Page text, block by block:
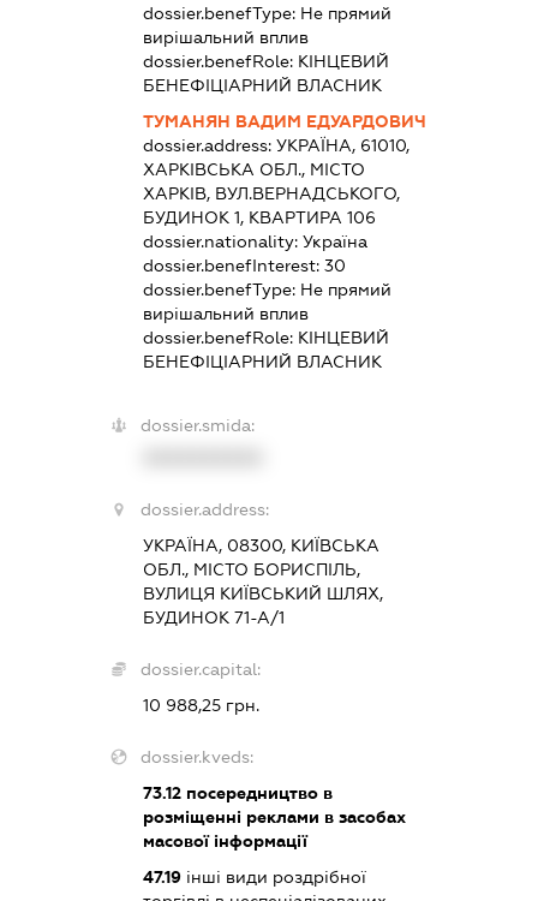
dossier.benefType: Не прямий
вирішальний вплив
dossier.benefRole: КІНЦЕВИЙ
БЕНЕФІЦІАРНИЙ ВЛАСНИК
ТУМАНЯН ВАДИМ ЕДУАРДОВИЧ
dossier.address: УКРАЇНА, 61010,
ХАРКІВСЬКА ОБЛ., МІСТО
ХАРКІВ, ВУЛ.ВЕРНАДСЬКОГО,
БУДИНОК 1, КВАРТИРА 106
dossier.nationality: Україна
dossier.benefInterest: 30
dossier.benefType: Не прямий
вирішальний вплив
dossier.benefRole: КІНЦЕВИЙ
БЕНЕФІЦІАРНИЙ ВЛАСНИК
dossier.smida:
dossier.address:
УКРАЇНА, 08300, КИЇВСЬКА
ОБЛ., МІСТО БОРИСПІЛЬ,
ВУЛИЦЯ КИЇВСЬКИЙ ШЛЯХ,
БУДИНОК 71-А/1
dossier.capital:
10 988,25 грн.
dossier.kveds:
73.12посередництво в
розміщенні реклами в засобах
масової інформації
47.19інші види роздрібної